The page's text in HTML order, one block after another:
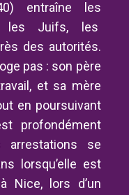
entraîne les
les Juifs, les
des autorités.
pas : son père
et sa mère
en poursuivant
profondément
arrestations se
lorsqu’elle est
Nice, lors d’un